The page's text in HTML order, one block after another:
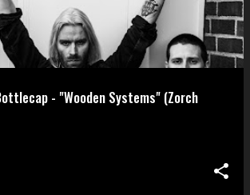
- "Wooden Systems" (Zorch